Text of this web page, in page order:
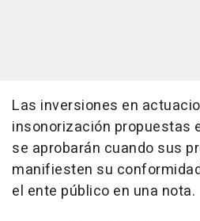
Las inversiones en
insonorización propuestas
se aprobarán cuando sus
manifiesten su
el ente público en una nota.